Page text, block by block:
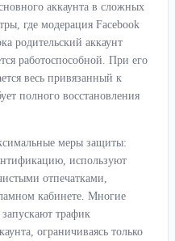
аккаунта в сложных
где модерация Facebook
родительский аккаунт
работоспособной. При его
весь привязанный к
полного восстановления
меры защиты:
используют
отпечатками,
кабинете. Многие
трафик
ограничиваясь только